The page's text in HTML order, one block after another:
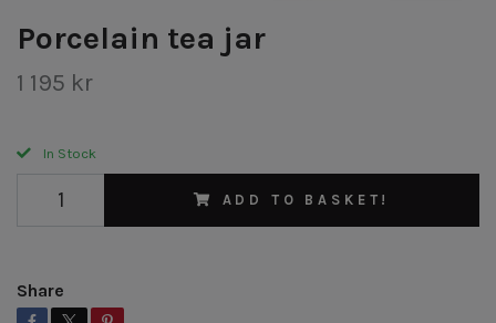
Porcelain tea jar
1 195 kr
In Stock
ADD TO BASKET!
Share